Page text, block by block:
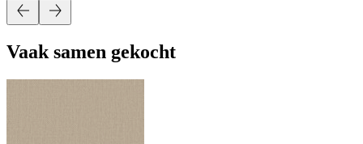
Vaak samen gekocht